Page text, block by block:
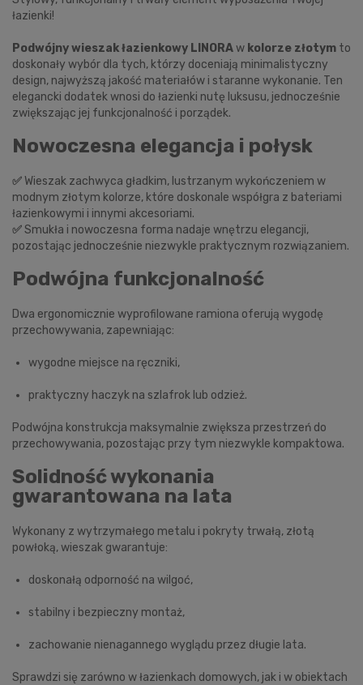
łazienki!
Podwójny wieszak łazienkowy LINORAw kolorze złotym to
doskonały wybór dla tych, którzy doceniają minimalistyczny
design, najwyższą jakość materiałów i staranne wykonanie. Ten
elegancki dodatek wnosi do łazienki nutę luksusu, jednocześnie
zwiększając jej funkcjonalność i porządek.
Nowoczesna elegancja i połysk
✅Wieszak zachwyca gładkim, lustrzanym wykończeniem w
modnym złotym kolorze, które doskonale współgra z bateriami
łazienkowymi i innymi akcesoriami.
✅Smukła i nowoczesna forma nadaje wnętrzu elegancji,
pozostając jednocześnie niezwykle praktycznym rozwiązaniem.
Podwójna funkcjonalność
Dwa ergonomicznie wyprofilowane ramiona oferują wygodę
przechowywania, zapewniając:
wygodne miejsce na ręczniki,
praktyczny haczyk na szlafrok lub odzież.
Podwójna konstrukcja maksymalnie zwiększa przestrzeń do
przechowywania, pozostając przy tym niezwykle kompaktowa.
Solidność wykonania
gwarantowana na lata
Wykonany z wytrzymałego metalu i pokryty trwałą, złotą
powłoką, wieszak gwarantuje:
doskonałą odporność na wilgoć,
stabilny i bezpieczny montaż,
zachowanie nienagannego wyglądu przez długie lata.
Sprawdzi się zarówno w łazienkach domowych, jak i w obiektach